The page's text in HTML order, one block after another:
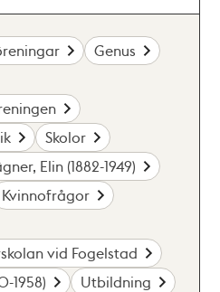
Genus
Skolor
Elin (1882-1949)
Kvinnofrågor
vid Fogelstad
1958)
Utbildning